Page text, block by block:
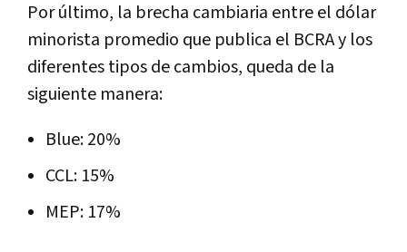
Por último, la brecha cambiaria entre el dólar
minorista promedio que publica el BCRA y los
diferentes tipos de cambios, queda de la
siguiente manera:
Blue: 20%
CCL: 15%
MEP: 17%